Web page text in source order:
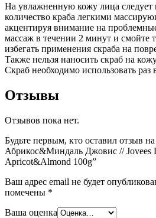
На увлажненную кожу лица следует
количество краба легкими
акцентируя внимание на
массаж в течении 2 минут и смойте
избегать применения скраба на
Также нельзя наносить скраб на
Скраб необходимо использовать раз
Отзывы
Отзывов пока нет.
Будьте первым, кто оставил отзыв
Абрикос&Миндаль Джовис // Jovees
Apricot&Almond 100g”
Ваш адрес email не будет
помечены *
Ваша оценка